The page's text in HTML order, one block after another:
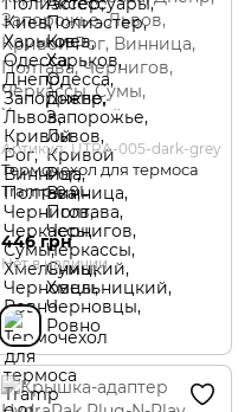
Артикул: UTRA-005-dark-grey
Термочехол для термоса
Tramp 0.9L
446 грн
Нет в наличии